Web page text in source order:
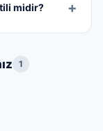
midir?
1